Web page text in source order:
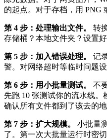
的起点。对于存档，用 PNG
第 4 步：处理输出文件。
转
存储桶？本地文件夹？设置
第 5 步：加入错误处理。
记
警。对网络超时等临时问题设
第 6 步：用小批量测试。
不
先跑 10 张测试你的流水线。
确认所有文件都到了该去的地
第 7 步：扩大规模。
小批量
了。第一次大批量运行时密